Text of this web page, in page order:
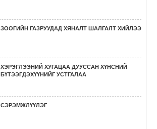
ЗООГИЙН ГАЗРУУДАД ХЯНАЛТ ШАЛГАЛТ ХИЙЛЭЭ
ХЭРЭГЛЭЭНИЙ ХУГАЦАА ДУУССАН ХҮНСНИЙ
БҮТЭЭГДЭХҮҮНИЙГ УСТГАЛАА
СЭРЭМЖЛҮҮЛЭГ